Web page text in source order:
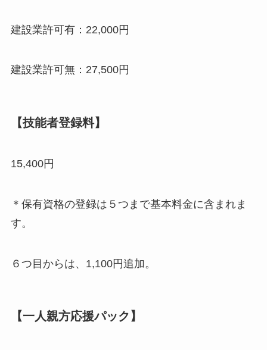
建設業許可有：22,000円
建設業許可無：27,500円
【技能者登録料】
15,400円
＊保有資格の登録は５つまで基本料金に含まれま
す。
６つ目からは、1,100円追加。
【一人親方応援パック 】